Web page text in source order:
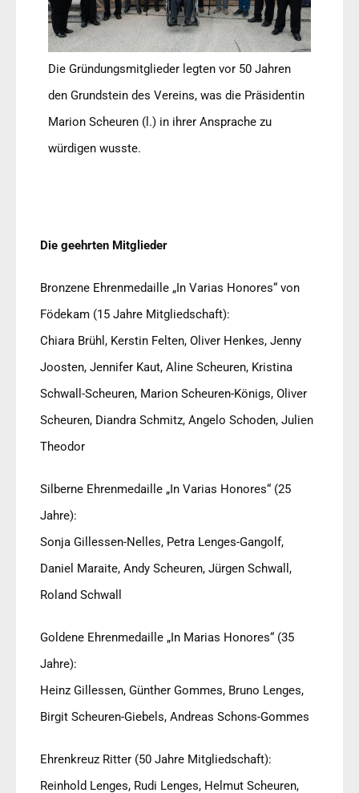
Die Gründungsmitglieder legten vor 50 Jahren
den Grundstein des Vereins, was die Präsidentin
Marion Scheuren (l.) in ihrer Ansprache zu
würdigen wusste.
Die geehrten Mitglieder
Bronzene Ehrenmedaille „In Varias Honores“ von
Födekam (15 Jahre Mitgliedschaft):
Chiara Brühl, Kerstin Felten, Oliver Henkes, Jenny
Joosten, Jennifer Kaut, Aline Scheuren, Kristina
Schwall-Scheuren, Marion Scheuren-Königs, Oliver
Scheuren, Diandra Schmitz, Angelo Schoden, Julien
Theodor
Silberne Ehrenmedaille „In Varias Honores“ (25
Jahre):
Sonja Gillessen-Nelles, Petra Lenges-Gangolf,
Daniel Maraite, Andy Scheuren, Jürgen Schwall,
Roland Schwall
Goldene Ehrenmedaille „In Marias Honores“ (35
Jahre):
Heinz Gillessen, Günther Gommes, Bruno Lenges,
Birgit Scheuren-Giebels, Andreas Schons-Gommes
Ehrenkreuz Ritter (50 Jahre Mitgliedschaft):
Reinhold Lenges, Rudi Lenges, Helmut Scheuren,